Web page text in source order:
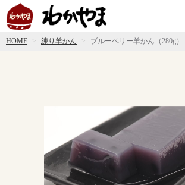
HOME 練り羊かん ブルーベリー羊かん（280g）